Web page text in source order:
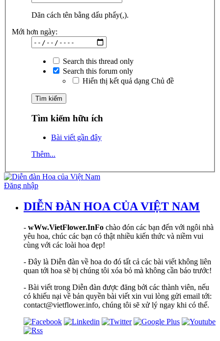
Dãn cách tên bằng dấu phẩy(,).
Mới hơn ngày:
Search this thread only
Search this forum only
Hiển thị kết quả dạng Chủ đề
Tìm kiếm hữu ích
Bài viết gần đây
Thêm...
Đăng nhập
DIỄN ĐÀN HOA CỦA VIỆT NAM
- wWw.VietFlower.InFo chào đón các bạn đến với ngôi nhà
yêu hoa, chúc các bạn có thật nhiều kiến thức và niềm vui
cùng với các loài hoa đẹp!
- Đây là Diễn đàn về hoa do đó tất cả các bài viết không liên
quan tới hoa sẽ bị chúng tôi xóa bỏ mà không cần báo trước!
- Bài viết trong Diễn đàn được đăng bởi các thành viên, nếu
có khiếu nại về bản quyền bài viết xin vui lòng gửi email tới:
contact@vietflower.info, chúng tôi sẽ xử lý ngay khi có thể.